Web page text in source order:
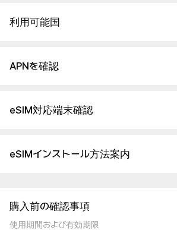
利用可能国
APNを確認
eSIM対応端末確認
eSIMインストール方法案内
購入前の確認事項
使用期間および有効期限